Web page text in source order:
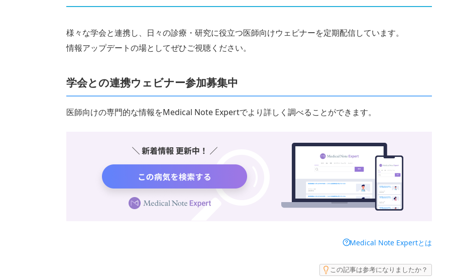
様々な学会と連携し、日々の診療・研究に役立つ医師向けウェビナーを定期配信しています。
情報アップデートの場としてぜひご視聴ください。
学会との連携ウェビナー参加募集中
医師向けの専門的な情報をMedical Note Expertでより詳しく調べることができます。
Medical Note Expertとは
この記事は参考になりましたか？